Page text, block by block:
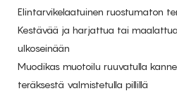
Elintarvikelaatuinen ruostumaton
Kestävää ja harjattua tai
ulkoseinään
Muodikas muotoilu ruuvatulla
teräksestä valmistetulla pillillä